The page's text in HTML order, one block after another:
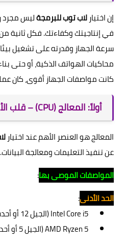
إن اختيارلاب توب للبرمجةليس مجرد
في إنتاجيتك وكفاءتك. فكل ثانية
سرعة الجهاز وقدرته على تشغيل
محاكيات الهواتف الذكية، أو حتى
كانت مواصفات الجهاز أقوى، كان
أولاً: المعالج (CPU) – قلب الأداء البرمجي
المعالج هو العنصر الأهم عند اختيار
عن تنفيذ التعليمات ومعالجة البيانات.
المواصفات الموصى بها:
الحد الأدنى:
Intel Core i5 (الجيل 12 أو أحدث)
AMD Ryzen 5 (الجيل 5 أو أحدث)